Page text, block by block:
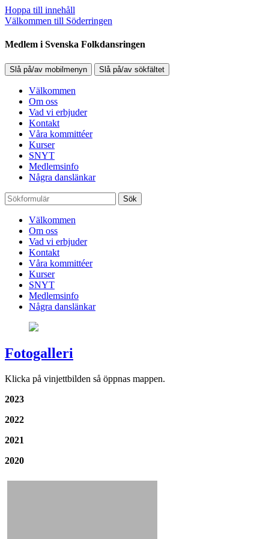
Hoppa till innehåll
Välkommen till Söderringen
Medlem i Svenska Folkdansringen
Slå på/av mobilmenyn Slå på/av sökfältet
Välkommen
Om oss
Vad vi erbjuder
Kontakt
Våra kommittéer
Kurser
SNYT
Medlemsinfo
Några danslänkar
Sök
Välkommen
Om oss
Vad vi erbjuder
Kontakt
Våra kommittéer
Kurser
SNYT
Medlemsinfo
Några danslänkar
Fotogalleri
Klicka på vinjettbilden så öppnas mappen.
2023
2022
2021
2020